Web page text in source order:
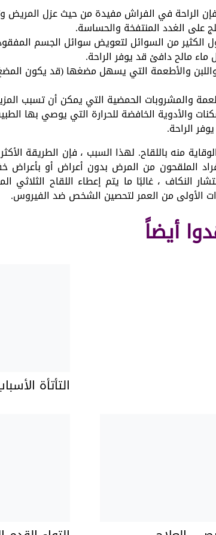
فإن الراحة في الفراش مفيدة من حيث عزل المريض
على الغدد المنتفخة والحساسة.
الكثير من السوائل لتعويض سوائل الجسم
ماء مالح دافئ قد يوفر الراحة.
واللبن والأطعمة التي يسهل مضغها (قد يكون
والمشروبات الحمضية التي يمكن أن تسبب
والأدوية الخافضة للحرارة التي يوصي بها
الراحة.
منه باللقاح. لهذا السبب ، فإن الطريقة
الملقحون من المرض بدون أعراض أو بأعراض
النكاف ، غالبًا ما يتم إعطاء اللقاح الثلاثي
الأولى من العمر لتحصين الشخص ضد الفيروس.
أيضاً
التأتأة